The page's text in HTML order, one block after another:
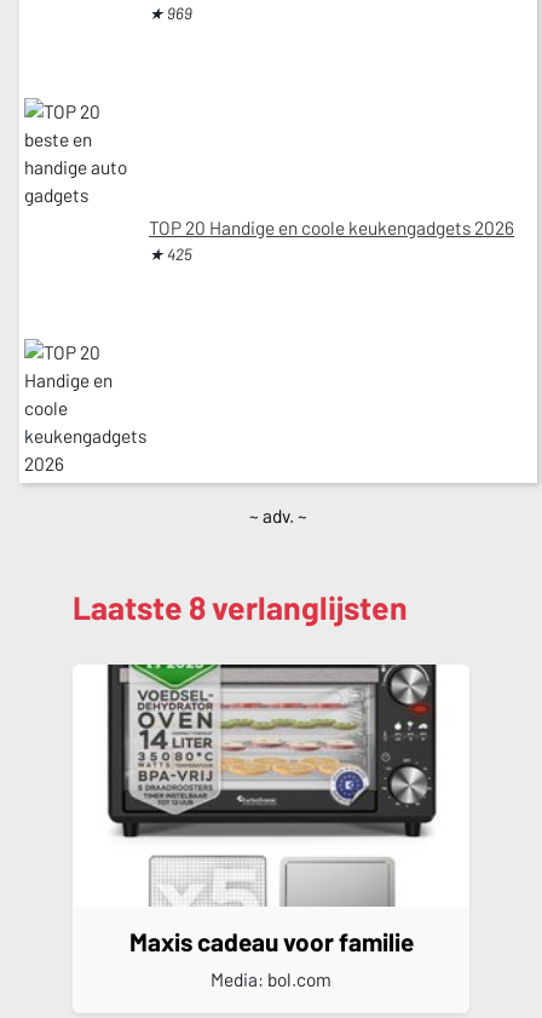
★ 969
TOP 20 Handige en coole keukengadgets 2026
★ 425
~ adv. ~
Laatste 8 verlanglijsten
Maxis cadeau voor familie
Media: bol.com